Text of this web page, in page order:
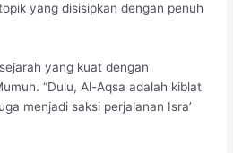
yang disisipkan dengan penuh
yang kuat dengan
“Dulu, Al-Aqsa adalah kiblat
menjadi saksi perjalanan Isra’